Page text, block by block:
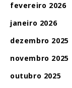
fevereiro 2026
janeiro 2026
dezembro 2025
novembro 2025
outubro 2025